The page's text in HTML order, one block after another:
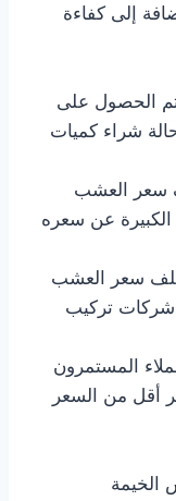
إلى كفاءة
الحصول على
شراء كميات
سعر العشب
الكبيرة عن سعره
سعر العشب
شركات تركيب
المستمرون
أقل من السعر